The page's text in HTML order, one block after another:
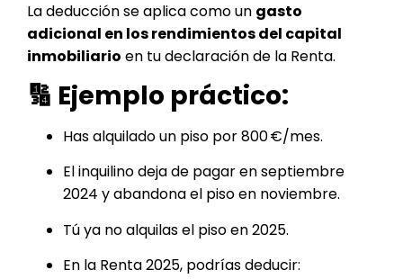
La deducción se aplica como un gasto
adicional en los rendimientos del capital
inmobiliario en tu declaración de la Renta.
🔢 Ejemplo práctico:
Has alquilado un piso por 800 €/mes.
El inquilino deja de pagar en septiembre
2024 y abandona el piso en noviembre.
Tú ya no alquilas el piso en 2025.
En la Renta 2025, podrías deducir: